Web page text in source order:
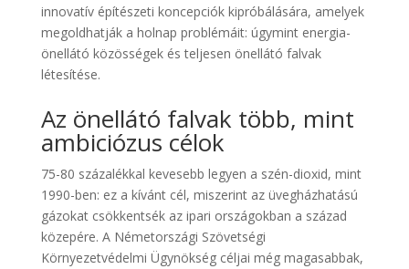
innovatív építészeti koncepciók kipróbálására, amelyek
megoldhatják a holnap problémáit: úgymint energia-
önellátó közösségek és teljesen önellátó falvak
létesítése.
Az önellátó falvak több, mint
ambiciózus célok
75-80 százalékkal kevesebb legyen a szén-dioxid, mint
1990-ben: ez a kívánt cél, miszerint az üvegházhatású
gázokat csökkentsék az ipari országokban a század
közepére. A Németországi Szövetségi
Környezetvédelmi Ügynökség céljai még magasabbak,